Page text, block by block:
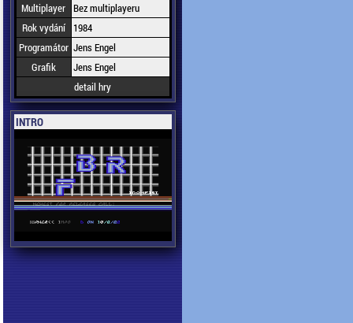
Multiplayer Bez multiplayeru
Rok vydání
1984
Programátor Jens Engel
Grafik
Jens Engel
detail hry
INTRO